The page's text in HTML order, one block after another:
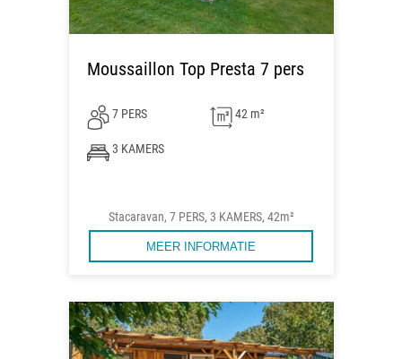
Moussaillon Top Presta 7 pers
7 PERS 42 m²
3 KAMERS
Stacaravan, 7 PERS, 3 KAMERS, 42m²
MEER INFORMATIE